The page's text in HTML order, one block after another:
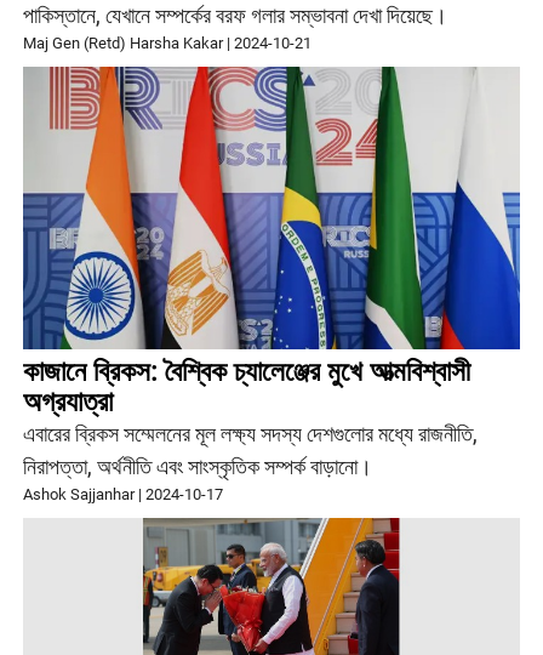
পাকিস্তানে, যেখানে সম্পর্কের বরফ গলার সম্ভাবনা দেখা দিয়েছে।
Maj Gen (Retd) Harsha Kakar|2024-10-21
কাজানে ব্রিকস: বৈশ্বিক চ্যালেঞ্জের মুখে আত্মবিশ্বাসী
অগ্রযাত্রা
এবারের ব্রিকস সম্মেলনের মূল লক্ষ্য সদস্য দেশগুলোর মধ্যে রাজনীতি,
নিরাপত্তা, অর্থনীতি এবং সাংস্কৃতিক সম্পর্ক বাড়ানো।
Ashok Sajjanhar |2024-10-17